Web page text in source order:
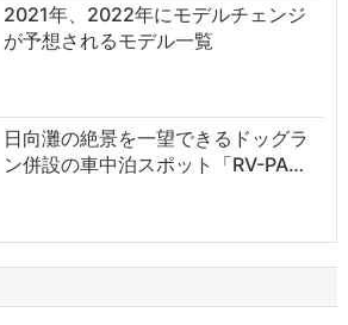
2021年、2022年にモデルチェンジ
が予想されるモデル一覧
日向灘の絶景を一望できるドッグラ
ン併設の車中泊スポット「RV-PA…